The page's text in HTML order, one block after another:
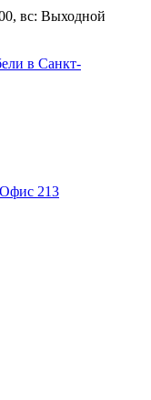
вс: Выходной
213